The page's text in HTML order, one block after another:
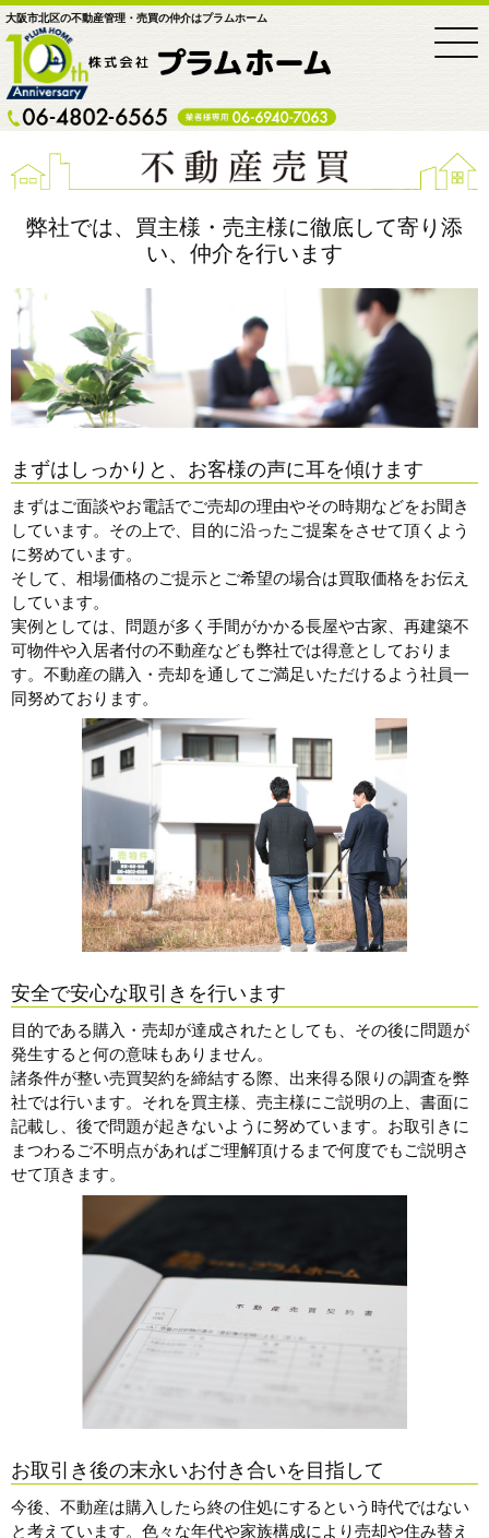
大阪市北区の不動産管理・売買の仲介はプラムホーム
HOME
会社概要
事業内容
お客様の声
不動産売買
不動産管理
リフォーム・リノベーション
ギャラリー
業者様専用LINE
入居者様専用LINE
お問い合わせ
弊社では、買主様・売主様に徹底して寄り添
い、仲介を行います
まずはしっかりと、お客様の声に耳を傾けます
まずはご面談やお電話でご売却の理由やその時期などをお聞き
しています。その上で、目的に沿ったご提案をさせて頂くよう
に努めています。
そして、相場価格のご提示とご希望の場合は買取価格をお伝え
しています。
実例としては、問題が多く手間がかかる長屋や古家、再建築不
可物件や入居者付の不動産なども弊社では得意としておりま
す。不動産の購入・売却を通してご満足いただけるよう社員一
同努めております。
安全で安心な取引きを行います
目的である購入・売却が達成されたとしても、その後に問題が
発生すると何の意味もありません。
諸条件が整い売買契約を締結する際、出来得る限りの調査を弊
社では行います。それを買主様、売主様にご説明の上、書面に
記載し、後で問題が起きないように努めています。お取引きに
まつわるご不明点があればご理解頂けるまで何度でもご説明さ
せて頂きます。
お取引き後の末永いお付き合いを目指して
今後、不動産は購入したら終の住処にするという時代ではない
と考えています。色々な年代や家族構成により売却や住み替え